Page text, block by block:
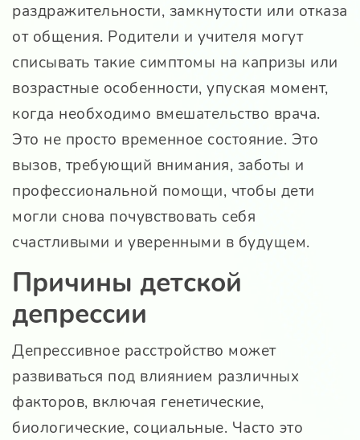
раздражительности, замкнутости или отказа
от общения. Родители и учителя могут
списывать такие симптомы на капризы или
возрастные особенности, упуская момент,
когда необходимо вмешательство врача.
Это не просто временное состояние. Это
вызов, требующий внимания, заботы и
профессиональной помощи, чтобы дети
могли снова почувствовать себя
счастливыми и уверенными в будущем.
Причины детской
депрессии
Депрессивное расстройство может
развиваться под влиянием различных
факторов, включая генетические,
биологические, социальные. Часто это